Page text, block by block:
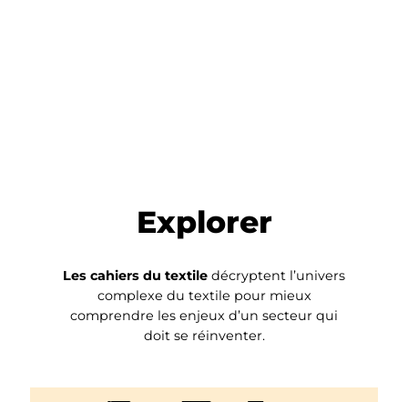
Explorer
Les cahiers du textile décryptent l’univers
complexe du textile pour mieux
comprendre les enjeux d’un secteur qui
doit se réinventer.